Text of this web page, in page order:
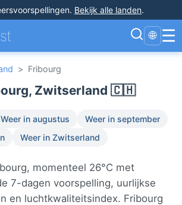
. Bekijk alle landen.
🌐 ☰
> Fribourg
Zwitserland 🇨🇭
Weer in augustus
Weer in september
Weer in Zwitserland
momenteel 26°C met
7-dagen voorspelling, uurlijkse
en luchtkwaliteitsindex. Fribourg